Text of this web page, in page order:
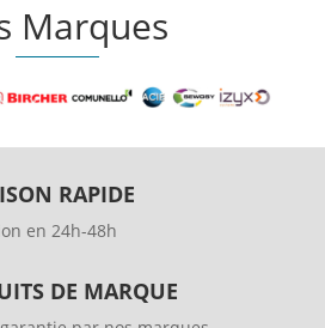
Marques
RAPIDE
en 24h-48h
DE MARQUE